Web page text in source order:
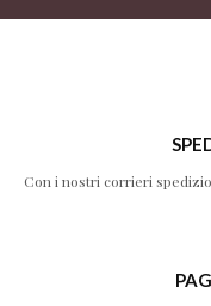
Con i nostri corrieri